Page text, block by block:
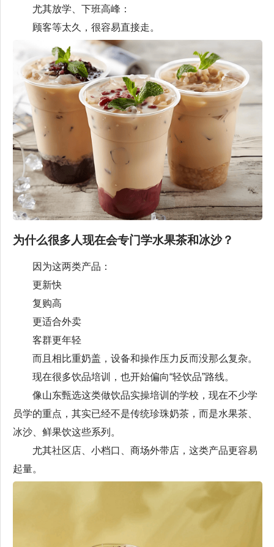
尤其放学、下班高峰：
顾客等太久，很容易直接走。
为什么很多人现在会专门学水果茶和冰沙？
因为这两类产品：
更新快
复购高
更适合外卖
客群更年轻
而且相比重奶盖，设备和操作压力反而没那么复杂。
现在很多饮品培训，也开始偏向“轻饮品”路线。
像山东甄选这类做饮品实操培训的学校，现在不少学
员学的重点，其实已经不是传统珍珠奶茶，而是水果茶、
冰沙、鲜果饮这些系列。
尤其社区店、小档口、商场外带店，这类产品更容易
起量。